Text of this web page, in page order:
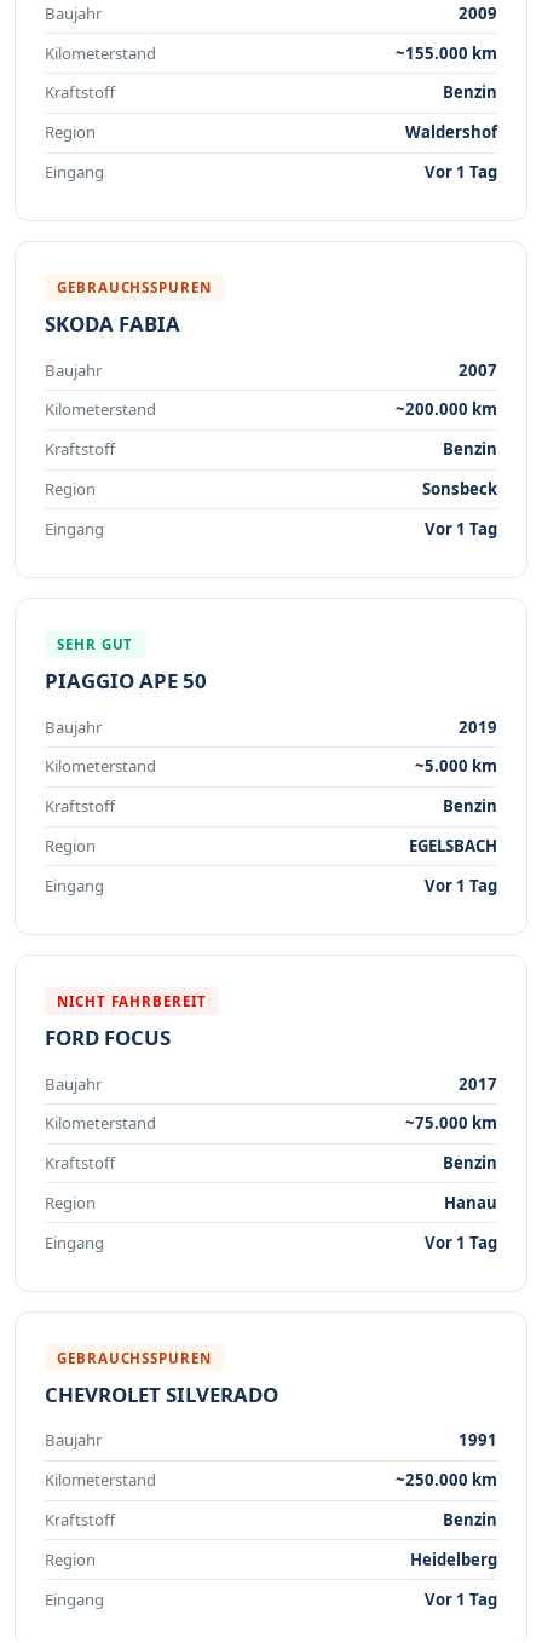
Baujahr
2009
Kilometerstand
~155.000 km
Kraftstoff
Benzin
Region
Waldershof
Eingang
Vor 1 Tag
GEBRAUCHSSPUREN
SKODA FABIA
Baujahr
2007
Kilometerstand
~200.000 km
Kraftstoff
Benzin
Region
Sonsbeck
Eingang
Vor 1 Tag
SEHR GUT
PIAGGIO APE 50
Baujahr
2019
Kilometerstand
~5.000 km
Kraftstoff
Benzin
Region
EGELSBACH
Eingang
Vor 1 Tag
NICHT FAHRBEREIT
FORD FOCUS
Baujahr
2017
Kilometerstand
~75.000 km
Kraftstoff
Benzin
Region
Hanau
Eingang
Vor 1 Tag
GEBRAUCHSSPUREN
CHEVROLET SILVERADO
Baujahr
1991
Kilometerstand
~250.000 km
Kraftstoff
Benzin
Region
Heidelberg
Eingang
Vor 1 Tag